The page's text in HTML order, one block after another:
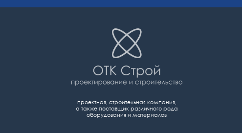
проектная, строительная компания,
а также поставщик различного рода
оборудования и материалов